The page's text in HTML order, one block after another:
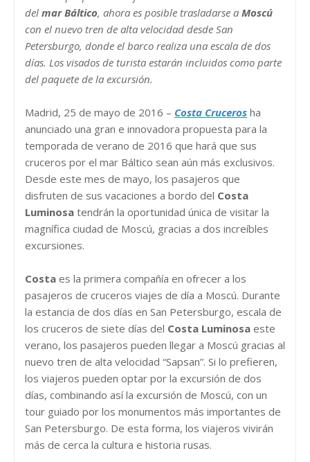
del mar Báltico, ahora es posible trasladarse a Moscú
con el nuevo tren de alta velocidad desde San
Petersburgo, donde el barco realiza una escala de dos
días. Los visados de turista estarán incluidos como parte
del paquete de la excursión.
Madrid, 25 de mayo de 2016 – Costa Cruceros ha
anunciado una gran e innovadora propuesta para la
temporada de verano de 2016 que hará que sus
cruceros por el mar Báltico sean aún más exclusivos.
Desde este mes de mayo, los pasajeros que
disfruten de sus vacaciones a bordo del Costa
Luminosa tendrán la oportunidad única de visitar la
magnífica ciudad de Moscú, gracias a dos increíbles
excursiones.
Costa es la primera compañía en ofrecer a los
pasajeros de cruceros viajes de día a Moscú. Durante
la estancia de dos días en San Petersburgo, escala de
los cruceros de siete días del Costa Luminosa este
verano, los pasajeros pueden llegar a Moscú gracias al
nuevo tren de alta velocidad “Sapsan”. Si lo prefieren,
los viajeros pueden optar por la excursión de dos
días, combinando así la excursión de Moscú, con un
tour guiado por los monumentos más importantes de
San Petersburgo. De esta forma, los viajeros vivirán
más de cerca la cultura e historia rusas.